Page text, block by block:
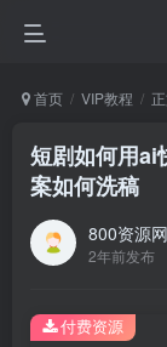
首页 VIP教程
短剧如何用ai
案如何洗稿
800资源网
2年前发布
付费资源